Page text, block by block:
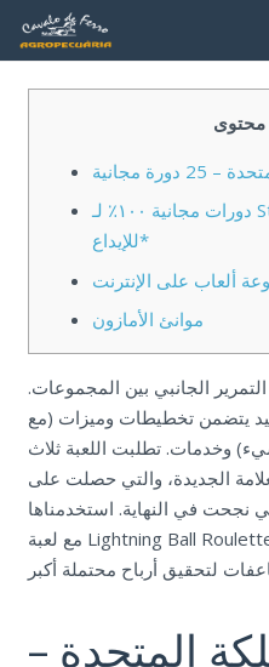
محتوى
مجانية
دورات مجانية ١٠٠٪ لـ Starburst. لا حاجة
للإيداع*
ألعاب على الإنترنت
موانئ الأمازون
الجانبي بين المجموعات.
يتضمن تخطيطات وميزات (مع
وخدمات. تطلبت اللعبة ثلاث
الجديدة، والتي حصلت على
نجحت في النهاية. استخدمناها
مع لعبة Lightning Ball Roulette، وهي نوع من الروليت عالي
المتحدة –